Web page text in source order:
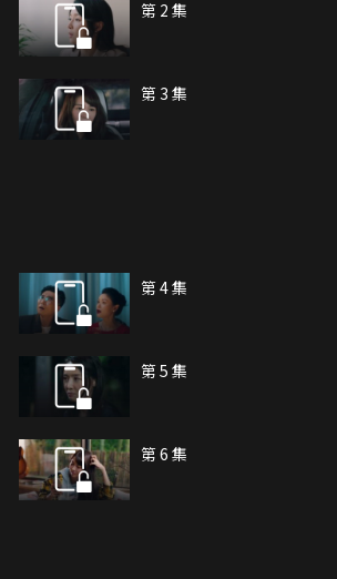
第 2 集
第 3 集
第 4 集
第 5 集
第 6 集